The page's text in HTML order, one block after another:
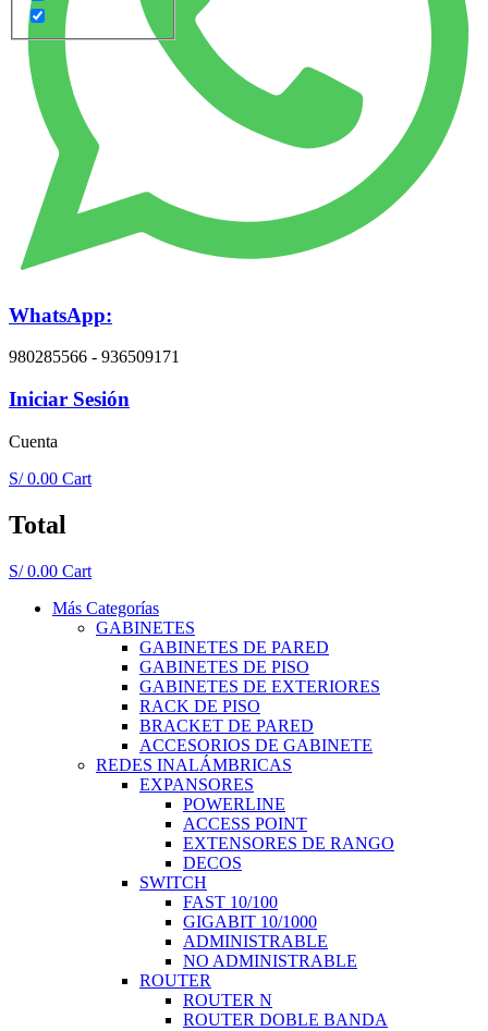
WhatsApp:
980285566 - 936509171
Iniciar Sesión
Cuenta
S/0.00 Cart
Total
S/0.00 Cart
Más Categorías
GABINETES
GABINETES DE PARED
GABINETES DE PISO
GABINETES DE EXTERIORES
RACK DE PISO
BRACKET DE PARED
ACCESORIOS DE GABINETE
REDES INALÁMBRICAS
EXPANSORES
POWERLINE
ACCESS POINT
EXTENSORES DE RANGO
DECOS
SWITCH
FAST 10/100
GIGABIT 10/1000
ADMINISTRABLE
NO ADMINISTRABLE
ROUTER
ROUTER N
ROUTER DOBLE BANDA